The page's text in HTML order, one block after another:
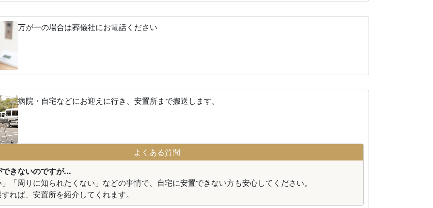
万が一の場合は葬儀社にお電話ください
病院・自宅などにお迎えに行き、安置所まで搬送します。
よくある質問
きないのですが...
」「周りに知られたくない」などの事情で、自宅に安置できない方も安心してください。
れば、安置所を紹介してくれます。